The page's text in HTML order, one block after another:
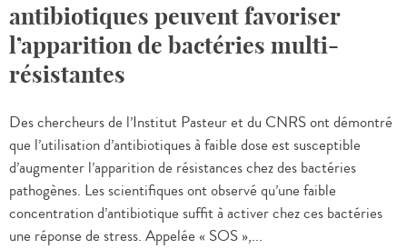
antibiotiques peuvent favoriser
l’apparition de bactéries multi-
résistantes
Des chercheurs de l’Institut Pasteur et du CNRS ont démontré
que l’utilisation d’antibiotiques à faible dose est susceptible
d’augmenter l’apparition de résistances chez des bactéries
pathogènes. Les scientifiques ont observé qu’une faible
concentration d’antibiotique suffit à activer chez ces bactéries
une réponse de stress. Appelée « SOS »,...